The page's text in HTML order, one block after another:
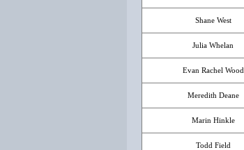
Shane West
Julia Whelan
Evan Rachel Wood
Meredith Deane
Marin Hinkle
Todd Field